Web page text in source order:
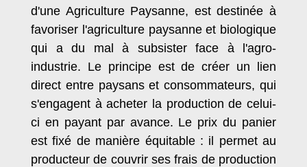
d'une Agriculture Paysanne, est destinée à
favoriser l'agriculture paysanne et biologique
qui a du mal à subsister face à l'agro-
industrie. Le principe est de créer un lien
direct entre paysans et consommateurs, qui
s'engagent à acheter la production de celui-
ci en payant par avance. Le prix du panier
est fixé de manière équitable : il permet au
producteur de couvrir ses frais de production